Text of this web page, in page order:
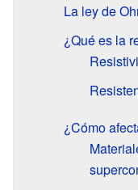
La ley de
¿Qué es la
¿Cómo